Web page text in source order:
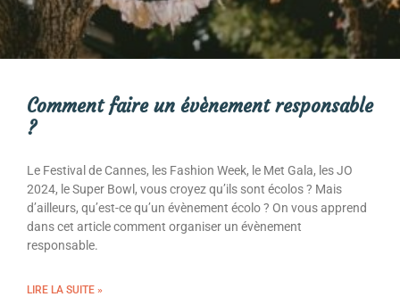
Comment faire un évènement responsable
?
Le Festival de Cannes, les Fashion Week, le Met Gala, les JO
2024, le Super Bowl, vous croyez qu’ils sont écolos ? Mais
d’ailleurs, qu’est-ce qu’un évènement écolo ? On vous apprend
dans cet article comment organiser un évènement
responsable.
LIRE LA SUITE »